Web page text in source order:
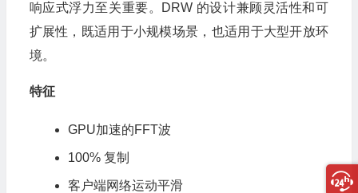
响应式浮力至关重要。DRW 的设计兼顾灵活性和可
扩展性，既适用于小规模场景，也适用于大型开放环
境。
特征
GPU加速的FFT波
100% 复制
客户端网络运动平滑